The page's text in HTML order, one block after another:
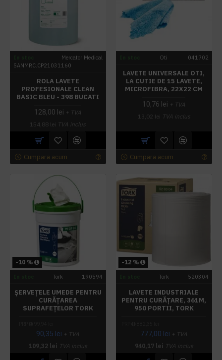
Mercator Medical
SANMRC.CP21031160
ROLA LAVETE
PROFESIONALE CLEAN
BASIC BLEU - 398 BUCATI
128,00 lei + TVA
154,88 lei TVA inclus
Cumpara acum
Oti 041702
LAVETE UNIVERSALE OTI,
LA CUTIE DE 15 LAVETE,
MICROFIBRA, 22X22 CM
10,76 lei + TVA
13,02 lei TVA inclus
Cumpara acum
-10 %
Tork 190594
ȘERVEȚELE UMEDE PENTRU
CURĂȚAREA
SUPRAFEȚELOR TORK
90,35 lei + TVA
109,32 lei TVA inclus
-12 %
Tork 520304
LAVETE INDUSTRIALE
PENTRU CURĂȚARE, 361M,
950 PORTII, TORK
777,00 lei + TVA
940,17 lei TVA inclus